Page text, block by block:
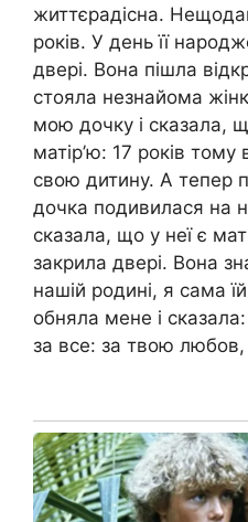
життєрадісна.
років. У день її
двері. Вона пішла
стояла незнайома
мою дочку і сказала,
матір’ю: 17 років
свою дитину. А тепер
дочка подивилася на
сказала, що у неї є
закрила двері. Вона
нашій родині, я сама
обняла мене і
за все: за твою любов,